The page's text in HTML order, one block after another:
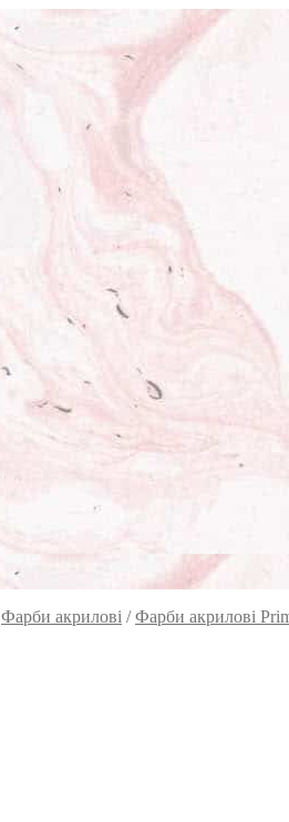
Фарби акрилові /Фарби акрилові